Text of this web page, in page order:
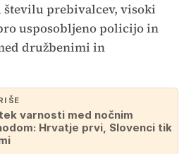
prebivalcev, visoki
usposobljeno policijo in
družbenimi in
ŠE
varnosti med nočnim
Hrvatje prvi, Slovenci tik